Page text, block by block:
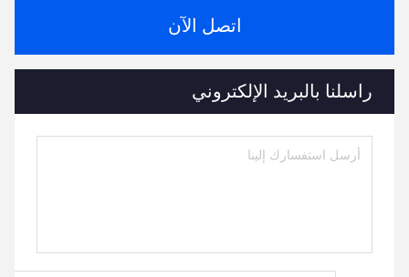
اتصل الآن
راسلنا بالبريد الإلكتروني